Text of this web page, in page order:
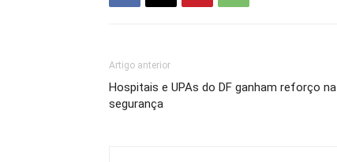
Artigo anterior
Hospitais e UPAs do DF ganham reforço na
segurança